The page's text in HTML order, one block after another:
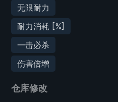
无限耐力
耐力消耗 [%]
一击必杀
伤害倍增
仓库修改